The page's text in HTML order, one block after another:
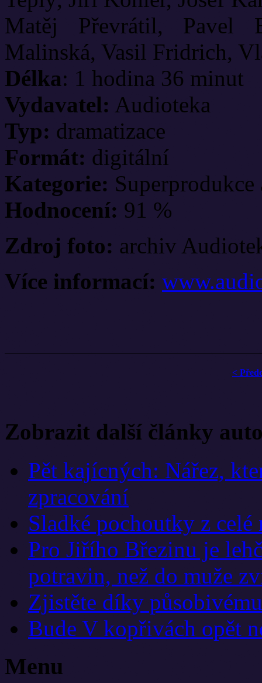
Matěj Převrátil, Pavel
Malinská, Vasil Fridrich,
Délka: 1 hodina 36 minut
Vydavatel: Audioteka
Typ: dramatizace
Formát: digitální
Kategorie:
Hodnocení: 91 %
Zdroj foto: archiv
Více informací:
<
Zobrazit další články
Pět kajícných: Nářez,
zpracování
Sladké pochoutky z
Pro Jiřího Březinu je
potravin, než do muže
Zjistěte díky
Bude V kopřivách opět
Menu